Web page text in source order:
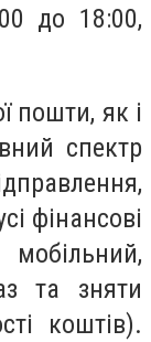
до 18:00,
пошти, як і
спектр
фінансові
та зняти
коштів).